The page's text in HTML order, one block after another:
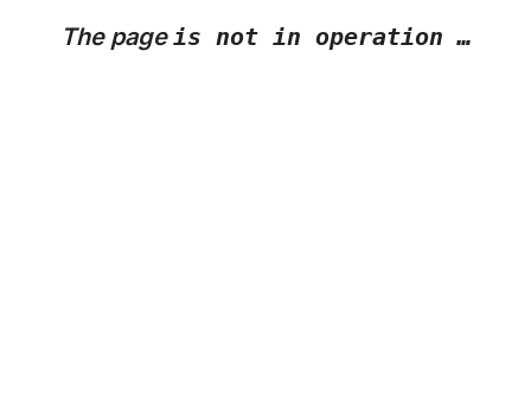
The pageis not in operation …